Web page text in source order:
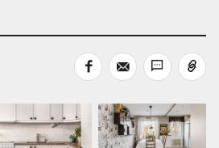
Dela
Dela
med
Dela
med
Kopiera
länk